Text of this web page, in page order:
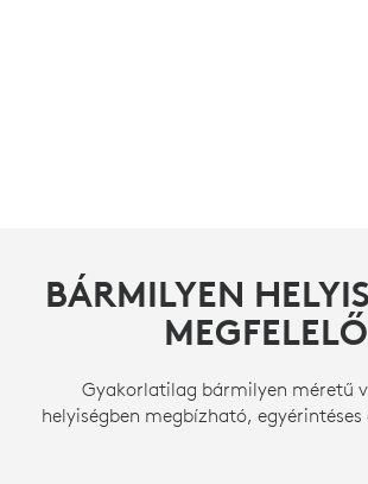
BÁRMILYEN
MEGFELELŐ
Gyakorlatilag bármilyen méretű
helyiségben megbízható,
BÁRMILYEN
MEGFELELŐ
Gyakorlatilag bármilyen méretű
helyiségben megbízható,
BÁRMILYEN
MEGFELELŐ
Gyakorlatilag bármilyen méretű
helyiségben megbízható,